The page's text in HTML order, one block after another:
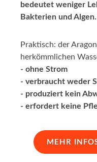
bedeutet weniger
Bakterien und Algen.
Praktisch: der
herkömmlichen
- ohne Strom
- verbraucht weder
- produziert kein
- erfordert keine
MEHR